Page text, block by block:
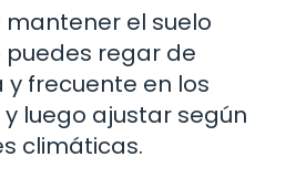
el suelo
puedes regar de
frecuente en los
luego ajustar según
climáticas.